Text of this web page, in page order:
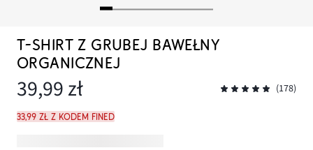
T-SHIRT Z GRUBEJ BAWEŁNY
ORGANICZNEJ
39,99 zł (178)
33,99 zł z kodem FINED